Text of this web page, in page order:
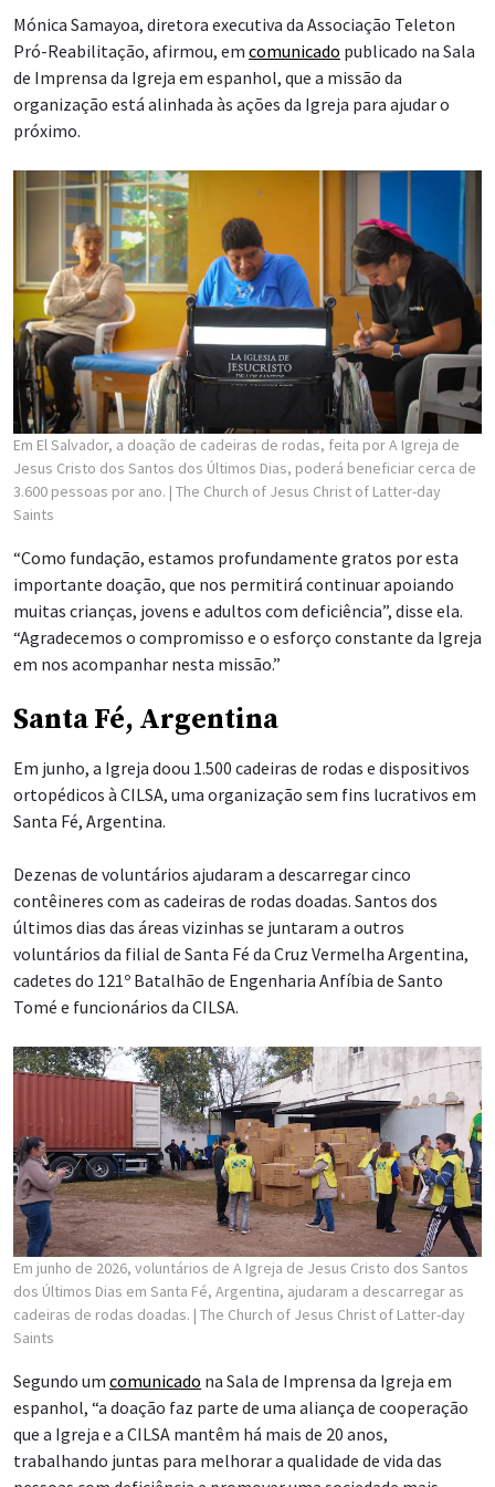
Mónica Samayoa, diretora executiva da Associação Teleton
Pró-Reabilitação, afirmou, em comunicado publicado na Sala
de Imprensa da Igreja em espanhol, que a missão da
organização está alinhada às ações da Igreja para ajudar o
próximo.
Em El Salvador, a doação de cadeiras de rodas, feita por A Igreja de
Jesus Cristo dos Santos dos Últimos Dias, poderá beneficiar cerca de
3.600 pessoas por ano. | The Church of Jesus Christ of Latter-day
Saints
“Como fundação, estamos profundamente gratos por esta
importante doação, que nos permitirá continuar apoiando
muitas crianças, jovens e adultos com deficiência”, disse ela.
“Agradecemos o compromisso e o esforço constante da Igreja
em nos acompanhar nesta missão.”
Santa Fé, Argentina
Em junho, a Igreja doou 1.500 cadeiras de rodas e dispositivos
ortopédicos à CILSA, uma organização sem fins lucrativos em
Santa Fé, Argentina.
Dezenas de voluntários ajudaram a descarregar cinco
contêineres com as cadeiras de rodas doadas. Santos dos
últimos dias das áreas vizinhas se juntaram a outros
voluntários da filial de Santa Fé da Cruz Vermelha Argentina,
cadetes do 121º Batalhão de Engenharia Anfíbia de Santo
Tomé e funcionários da CILSA.
Em junho de 2026, voluntários de A Igreja de Jesus Cristo dos Santos
dos Últimos Dias em Santa Fé, Argentina, ajudaram a descarregar as
cadeiras de rodas doadas. | The Church of Jesus Christ of Latter-day
Saints
Segundo um comunicado na Sala de Imprensa da Igreja em
espanhol, “a doação faz parte de uma aliança de cooperação
que a Igreja e a CILSA mantêm há mais de 20 anos,
trabalhando juntas para melhorar a qualidade de vida das